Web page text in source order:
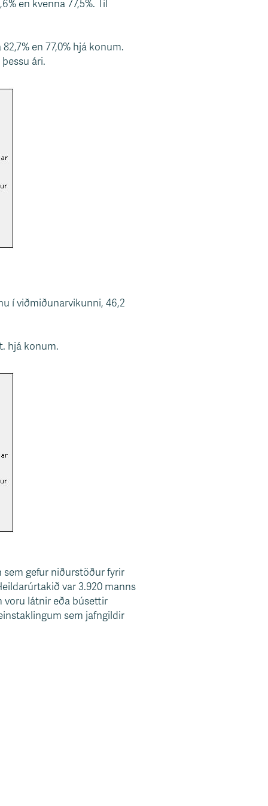
en kvenna 77,5%. Til
en 77,0% hjá konum.
ári.
í viðmiðunarvikunni, 46,2
hjá konum.
gefur niðurstöður fyrir
var 3.920 manns
voru látnir eða búsettir
sem jafngildir